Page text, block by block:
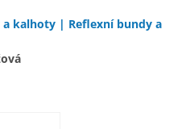
a kalhoty | Reflexní bundy a